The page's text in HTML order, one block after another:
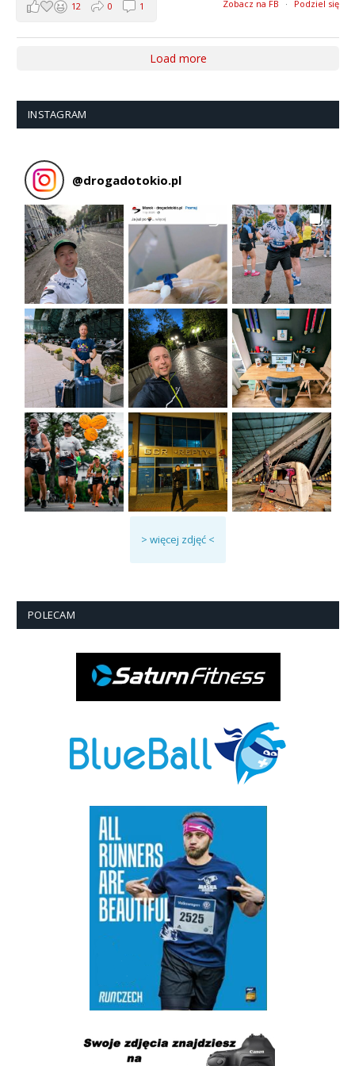
Zobacz na FB · Podziel się
12 0 1
Load more
INSTAGRAM
@drogadotokio.pl
> więcej zdjęć <
POLECAM